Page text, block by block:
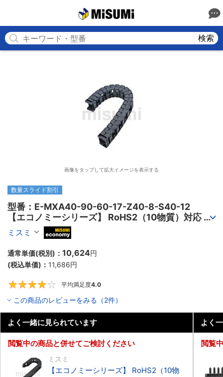
検索
画像をタップして拡大イメージを表示する
数量スライド割引
型番：E-MXA40-90-60-17-Z40-8-S40-12
【エコノミーシリーズ】 RoHS2（10物質）対応 ケ
ーブルキャリア 低発塵・低騒音タイプ
ミスミ
通常単価(税別)： 10,624円
(税込単価)： 11,686円
平均満足度4.0
この商品のレビューをみる（2件）
よく一緒に見られています
閲覧中の商品と併せてご検討ください
ミスミ
【エコノミーシリーズ】 RoHS2（10物
よく
閲覧